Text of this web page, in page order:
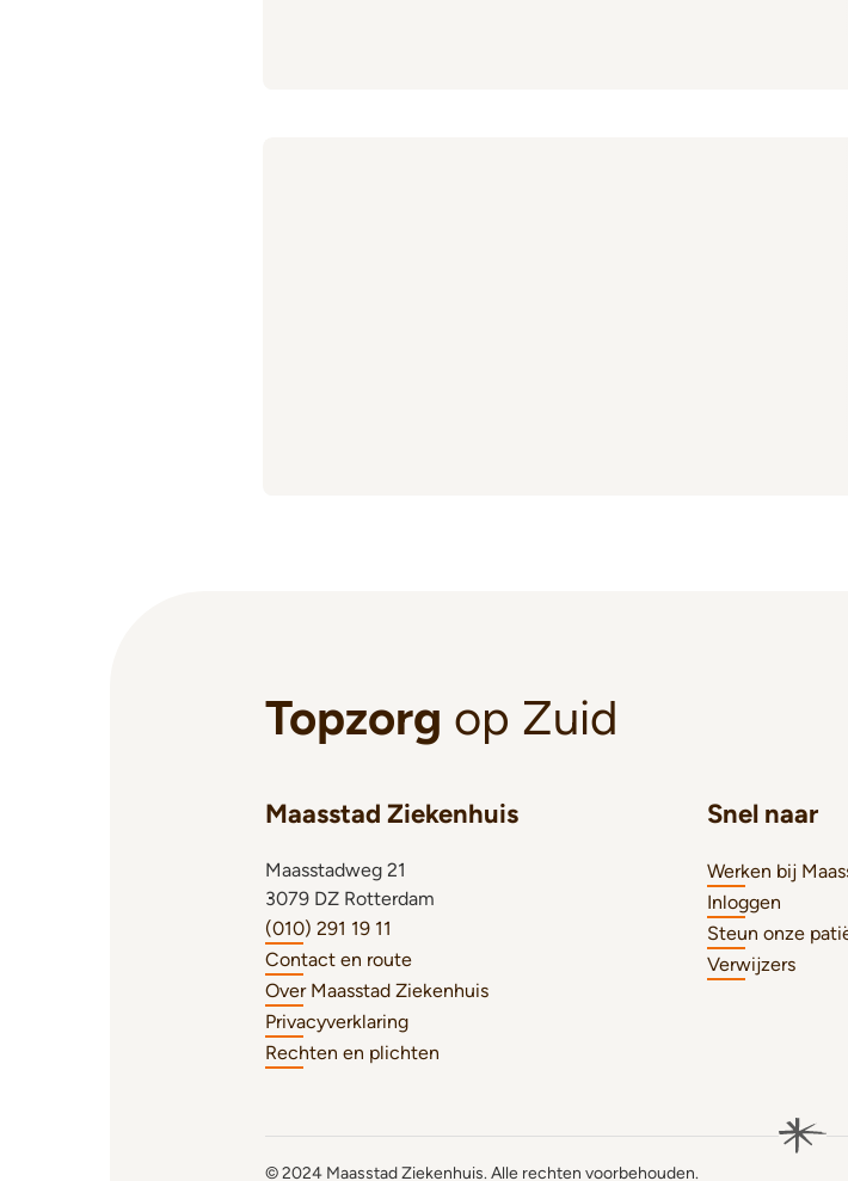
Topzorg op Zuid
Maasstad Ziekenhuis
Maasstadweg 21
3079 DZ Rotterdam
(010) 291 19 11
Contact en route
Over Maasstad Ziekenhuis
Privacyverklaring
Rechten en plichten
Snel naar
Werken bij
Inloggen
Steun onze
Verwijzers
© 2024 Maasstad Ziekenhuis. Alle rechten voorbehouden.